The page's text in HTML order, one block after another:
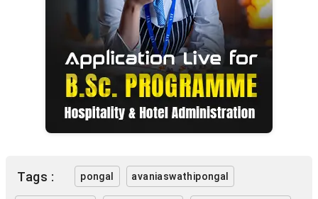
Tags : pongal avaniaswathipongal